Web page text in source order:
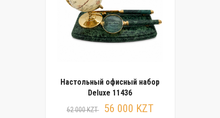
Настольный офисный набор
Deluxe 11436
62 000 KZT 56 000 KZT